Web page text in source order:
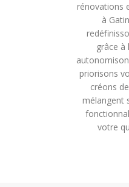
rénovations
à
grâce à
priorisons
créons
mélangent
votre